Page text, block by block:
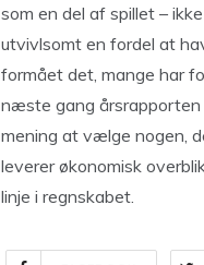
som en del af spillet –
utvivlsomt en fordel at
formået det, mange har
næste gang årsrapporten
mening at vælge nogen,
leverer økonomisk
linje i regnskabet.